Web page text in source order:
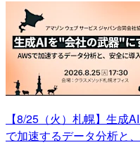
【8/25（火）札幌】生成
で加速するデータ分析と